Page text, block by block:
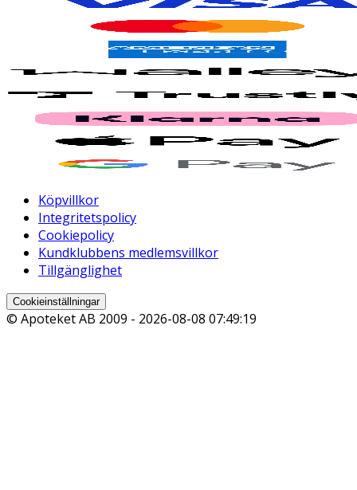
Köpvillkor
Integritetspolicy
Cookiepolicy
Kundklubbens medlemsvillkor
Tillgänglighet
Cookieinställningar
© Apoteket AB 2009 - 2026-08-08 07:49:19